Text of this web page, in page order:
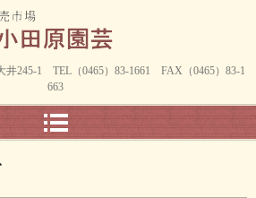
井245-1 TEL（0465）83-1661 FAX（0465）83-1
663